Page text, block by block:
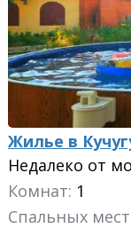
Жилье в
Недалеко от
Комнат: 1
Спальных